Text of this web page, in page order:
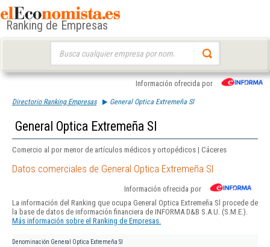
Ranking de Empresas
Información ofrecida por
Directorio Ranking Empresas General Optica Extremeña Sl
General Optica Extremeña Sl
Comercio al por menor de artículos médicos y ortopédicos | Cáceres
Datos comerciales de General Optica Extremeña Sl
Información ofrecida por
La información del Ranking que ocupa General Optica Extremeña Sl procede de
la base de datos de información financiera de INFORMA D&B S.A.U. (S.M.E.).
Más información sobre el Ranking de Empresas.
Denominación General Optica Extremeña Sl